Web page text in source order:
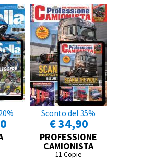
Sconto del 35%
€ 34,90
PROFESSIONE
CAMIONISTA
11 Copie